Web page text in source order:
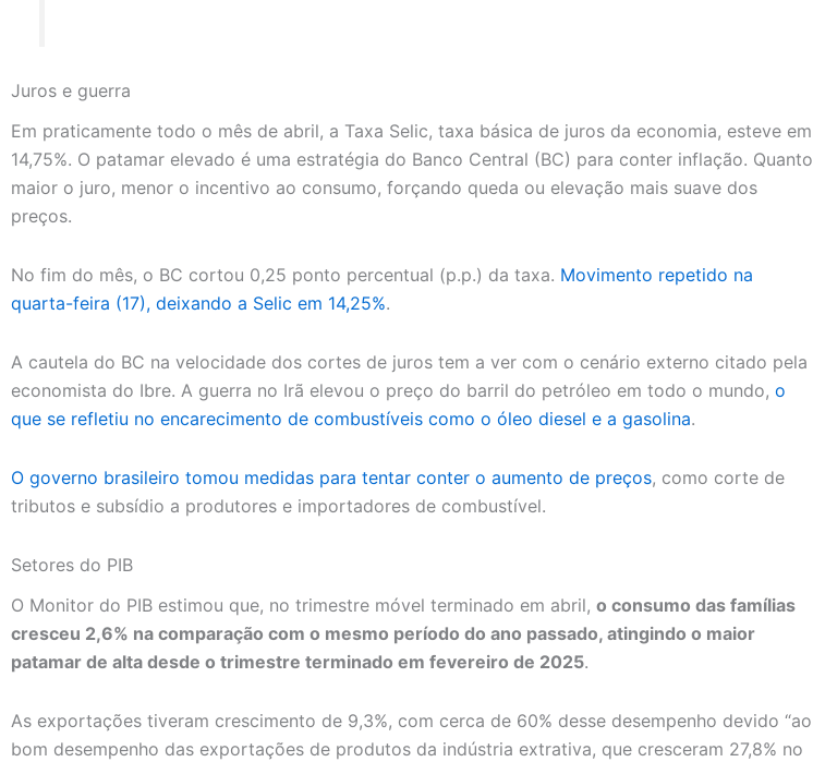
Juros e guerra
Em praticamente todo o mês de abril, a Taxa Selic, taxa básica de juros da economia, esteve em
14,75%. O patamar elevado é uma estratégia do Banco Central (BC) para conter inflação. Quanto
maior o juro, menor o incentivo ao consumo, forçando queda ou elevação mais suave dos
preços.
No fim do mês, o BC cortou 0,25 ponto percentual (p.p.) da taxa. Movimento repetido na
quarta-feira (17), deixando a Selic em 14,25%.
A cautela do BC na velocidade dos cortes de juros tem a ver com o cenário externo citado pela
economista do Ibre. A guerra no Irã elevou o preço do barril do petróleo em todo o mundo, o
que se refletiu no encarecimento de combustíveis como o óleo diesel e a gasolina.
O governo brasileiro tomou medidas para tentar conter o aumento de preços, como corte de
tributos e subsídio a produtores e importadores de combustível.
Setores do PIB
O Monitor do PIB estimou que, no trimestre móvel terminado em abril, o consumo das famílias
cresceu 2,6% na comparação com o mesmo período do ano passado, atingindo o maior
patamar de alta desde o trimestre terminado em fevereiro de 2025.
As exportações tiveram crescimento de 9,3%, com cerca de 60% desse desempenho devido “ao
bom desempenho das exportações de produtos da indústria extrativa, que cresceram 27,8% no